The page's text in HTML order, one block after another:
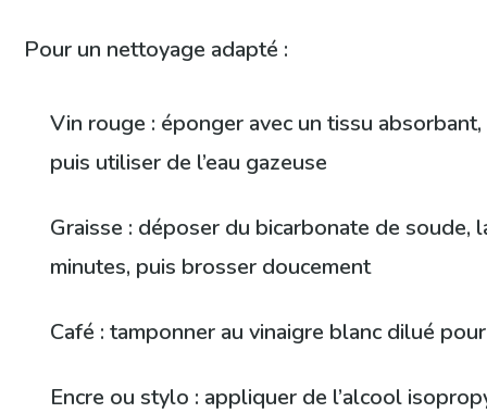
Pour un nettoyage adapté :
Vin rouge : éponger avec un tissu
puis utiliser de l’eau gazeuse
Graisse : déposer du bicarbonate de soude,
minutes, puis brosser doucement
Café : tamponner au vinaigre blanc dilué
Encre ou stylo : appliquer de l’alcool